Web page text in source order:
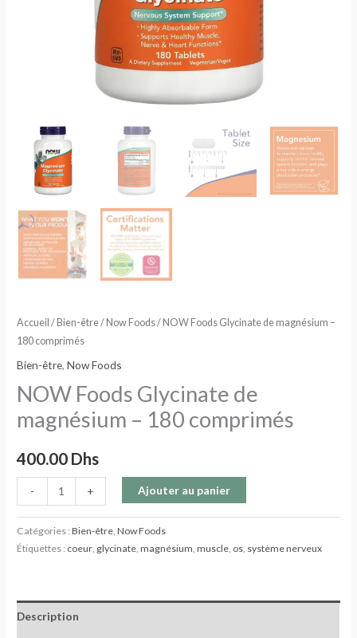
Accueil / Bien-être/ Now Foods/ NOW Foods Glycinate de magnésium –
180 comprimés
Bien-être,Now Foods
NOW Foods Glycinate de
magnésium – 180 comprimés
400.00 Dhs
- + Ajouter au panier
Catégories :Bien-être ,Now Foods
Étiquettes : coeur glycinate ,magnésium ,muscle os système nerveux
Description